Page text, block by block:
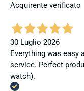
Acquirente verificato
30 Luglio 2026
Everything was easy
service. Perfect
watch).